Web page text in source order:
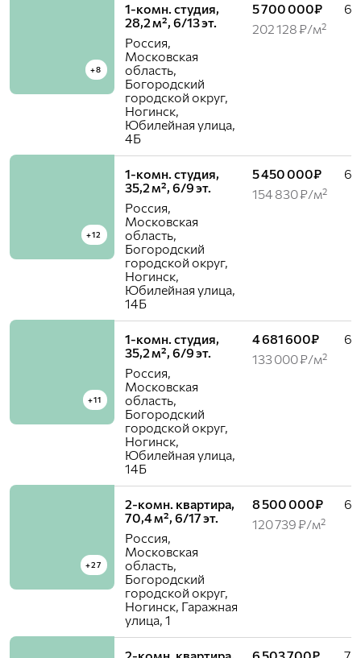
+8
1-комн. студия,
28,2 м², 6/13 эт.
Россия,
Московская
область,
Богородский
городской округ,
Ногинск,
Юбилейная улица,
4Б
5 700 000₽
202 128 ₽/м²
6 /
+12
1-комн. студия,
35,2 м², 6/9 эт.
Россия,
Московская
область,
Богородский
городской округ,
Ногинск,
Юбилейная улица,
14Б
5 450 000₽
154 830 ₽/м²
6
+11
1-комн. студия,
35,2 м², 6/9 эт.
Россия,
Московская
область,
Богородский
городской округ,
Ногинск,
Юбилейная улица,
14Б
4 681 600₽
133 000 ₽/м²
6
+27
2-комн. квартира,
70,4 м², 6/17 эт.
Россия,
Московская
область,
Богородский
городской округ,
Ногинск, Гаражная
улица, 1
8 500 000₽
120 739 ₽/м²
6 /